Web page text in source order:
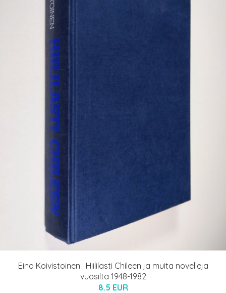
Eino Koivistoinen : Hiililasti Chileen ja muita novelleja
vuosilta 1948-1982
8.5 EUR